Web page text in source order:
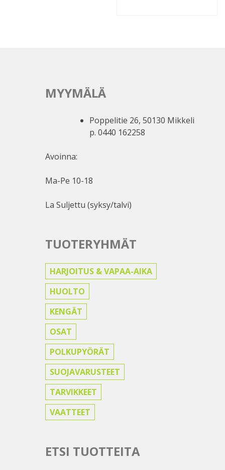
MYYMÄLÄ
Poppelitie 26, 50130 Mikkeli
p. 0440 162258
Avoinna:
Ma-Pe 10-18
La Suljettu (syksy/talvi)
TUOTERYHMÄT
HARJOITUS & VAPAA-AIKA
HUOLTO
KENGÄT
OSAT
POLKUPYÖRÄT
SUOJAVARUSTEET
TARVIKKEET
VAATTEET
ETSI TUOTTEITA